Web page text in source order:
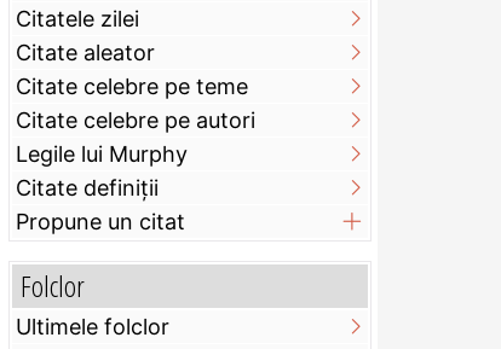
Citatele zilei
Citate aleator
Citate celebre pe teme
Citate celebre pe autori
Legile lui Murphy
Citate definiţii
Propune un citat
Folclor
Ultimele folclor